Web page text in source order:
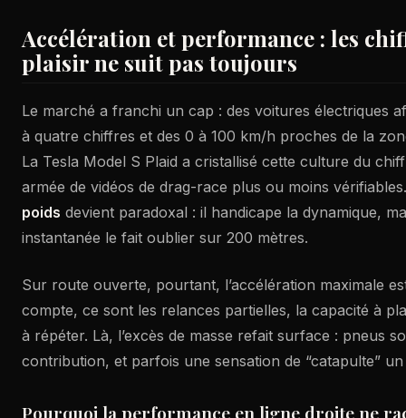
Accélération et performance : les
plaisir ne suit pas toujours
Le marché a franchi un cap : des voitures électriques
à quatre chiffres et des 0 à 100 km/h proches de la
La Tesla Model S Plaid a cristallisé cette culture du
armée de vidéos de drag-race plus ou moins
poids devient paradoxal : il handicape la dynamique,
instantanée le fait oublier sur 200 mètres.
Sur route ouverte, pourtant, l’accélération maximale
compte, ce sont les relances partielles, la capacité à
à répéter. Là, l’excès de masse refait surface : pneus
contribution, et parfois une sensation de “catapulte”
Pourquoi la performance en ligne droite ne